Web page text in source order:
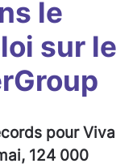
le
sur le
pour Viva
124 000